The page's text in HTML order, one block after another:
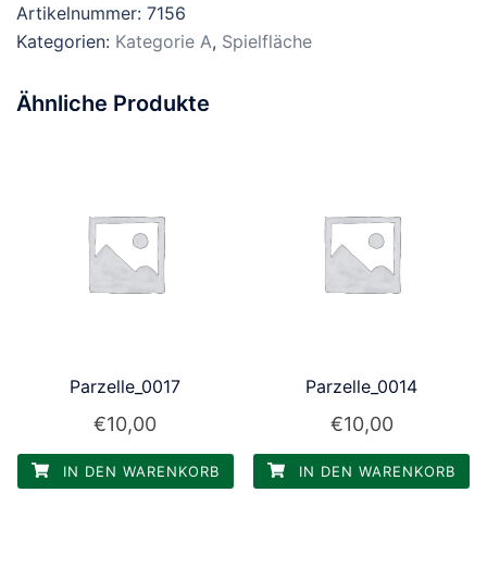
Artikelnummer: 7156
Kategorien: Kategorie A, Spielfläche
Ähnliche Produkte
Parzelle_0017
€10,00
IN DEN WARENKORB
Parzelle_0014
€10,00
IN DEN WARENKORB